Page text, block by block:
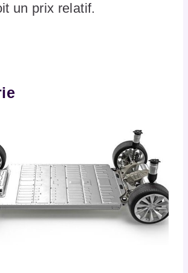
un prix relatif.